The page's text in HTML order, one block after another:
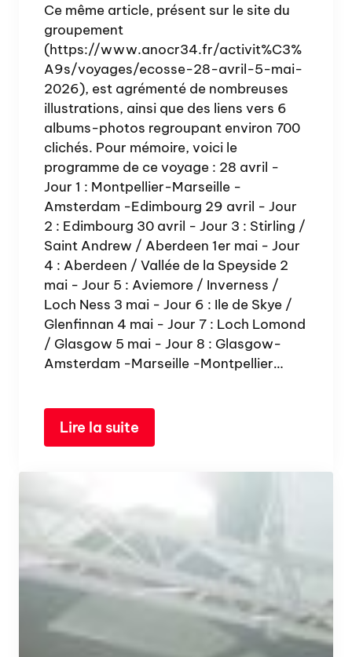
Ce même article, présent sur le site du
groupement
(https://www.anocr34.fr/activit%C3%
A9s/voyages/ecosse-28-avril-5-mai-
2026), est agrémenté de nombreuses
illustrations, ainsi que des liens vers 6
albums-photos regroupant environ 700
clichés. Pour mémoire, voici le
programme de ce voyage : 28 avril -
Jour 1 : Montpellier-Marseille -
Amsterdam -Edimbourg 29 avril - Jour
2 : Edimbourg 30 avril - Jour 3 : Stirling /
Saint Andrew / Aberdeen 1er mai - Jour
4 : Aberdeen / Vallée de la Speyside 2
mai - Jour 5 : Aviemore / Inverness /
Loch Ness 3 mai - Jour 6 : Ile de Skye /
Glenfinnan 4 mai - Jour 7 : Loch Lomond
/ Glasgow 5 mai - Jour 8 : Glasgow-
Amsterdam -Marseille -Montpellier…
Lire la suite